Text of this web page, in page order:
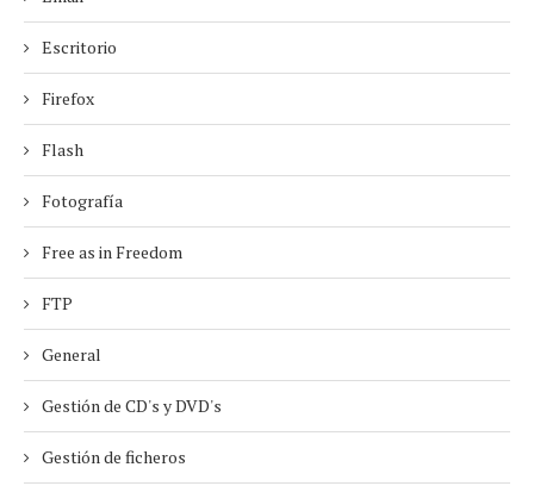
Escritorio
Firefox
Flash
Fotografía
Free as in Freedom
FTP
General
Gestión de CD's y DVD's
Gestión de ficheros